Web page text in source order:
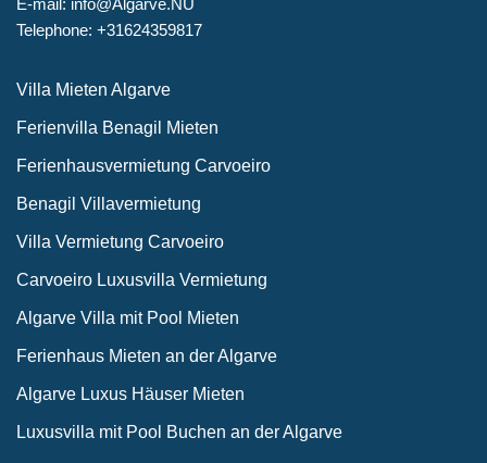
E-mail: info@Algarve.NU
Telephone: +31624359817
Villa Mieten Algarve
Ferienvilla Benagil Mieten
Ferienhausvermietung Carvoeiro
Benagil Villavermietung
Villa Vermietung Carvoeiro
Carvoeiro Luxusvilla Vermietung
Algarve Villa mit Pool Mieten
Ferienhaus Mieten an der Algarve
Algarve Luxus Häuser Mieten
Luxusvilla mit Pool Buchen an der Algarve